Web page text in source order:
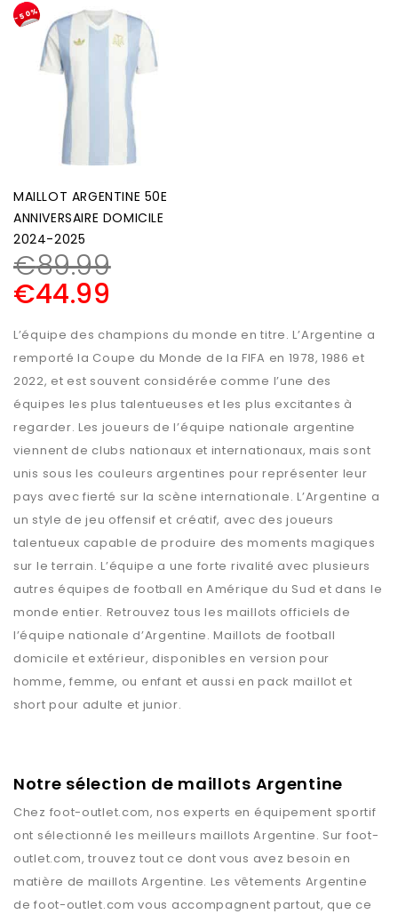
-50%
MAILLOT ARGENTINE 50E
ANNIVERSAIRE DOMICILE
2024-2025
€89.99
€44.99
L’équipe des champions du monde en titre. L’Argentine a
remporté la Coupe du Monde de la FIFA en 1978, 1986 et
2022, et est souvent considérée comme l’une des
équipes les plus talentueuses et les plus excitantes à
regarder. Les joueurs de l’équipe nationale argentine
viennent de clubs nationaux et internationaux, mais sont
unis sous les couleurs argentines pour représenter leur
pays avec fierté sur la scène internationale. L’Argentine a
un style de jeu offensif et créatif, avec des joueurs
talentueux capable de produire des moments magiques
sur le terrain. L’équipe a une forte rivalité avec plusieurs
autres équipes de football en Amérique du Sud et dans le
monde entier. Retrouvez tous les maillots officiels de
l’équipe nationale d’Argentine. Maillots de football
domicile et extérieur, disponibles en version pour
homme, femme, ou enfant et aussi en pack maillot et
short pour adulte et junior.
Notre sélection de maillots Argentine
Chez foot-outlet.com, nos experts en équipement sportif
ont sélectionné les meilleurs maillotsArgentine. Sur foot-
outlet.com, trouvez tout ce dont vous avez besoin en
matière de maillots Argentine. Les vêtements Argentine
defoot-outlet.com vous accompagnent partout, que ce